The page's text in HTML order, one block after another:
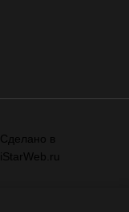
Сделано в
iStarWeb.ru